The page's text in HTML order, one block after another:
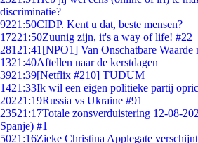
discriminatie?
9221:50CIDP. Kent u dat, beste mensen?
17221:50Zuunig zijn, it's a way of life! #22
281 21:41 [NPO1] Van Onschatbare Waarde
1321:40Aftellen naar de kerstdagen
3921:39[Netflix #210] TUDUM
1421:33Ik wil een eigen politieke partij
20221:19Russia vs Ukraine #91
23521:17Totale zonsverduistering 12-08-
Spanje) #1
5021:16Zieke Christina Applegate